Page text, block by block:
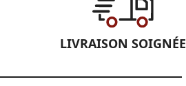
LIVRAISON SOIGNÉE